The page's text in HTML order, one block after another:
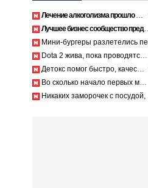
Лечение алкоголизма прошло успешно, физической тяги больше н…
Лучшее бизнес сообщество предпринимателей в Санкт-Петербурге…
Мини-бургеры разлетелись первыми, очень сочные. https://inte…
Dota 2 жива, пока проводятся такие масштабные турниры. https…
Детокс помог быстро, качественное лечение алкоголизма Санкт-…
Во сколько начало первых матчей по актуальному расписанию? h…
Никаких заморочек с посудой, съели и выбросили шпажки. https…